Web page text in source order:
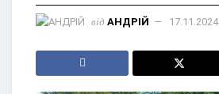
від АНДРІЙ 17.11.2024